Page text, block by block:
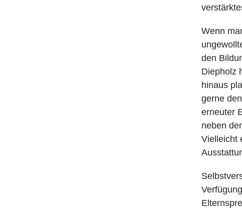
Wenn
den
Diepholz
hinaus
gerne
erneuter
neben
Vielleicht